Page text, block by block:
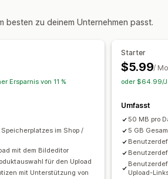
besten zu deinem Unternehmen passt.
Ersparnis von 11 %
im Shop /
mit dem Bildeditor
für den Upload
mit Unterstützung von
Starter
$5.99/
oder $64.99/
Umfasst
50 MB pro
5 GB
Upload-